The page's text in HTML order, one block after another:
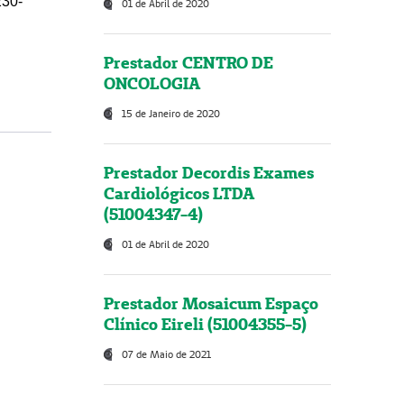
01 de Abril de 2020
Prestador CENTRO DE
ONCOLOGIA
15 de Janeiro de 2020
Prestador Decordis Exames
Cardiológicos LTDA
(51004347-4)
01 de Abril de 2020
Prestador Mosaicum Espaço
Clínico Eireli (51004355-5)
07 de Maio de 2021